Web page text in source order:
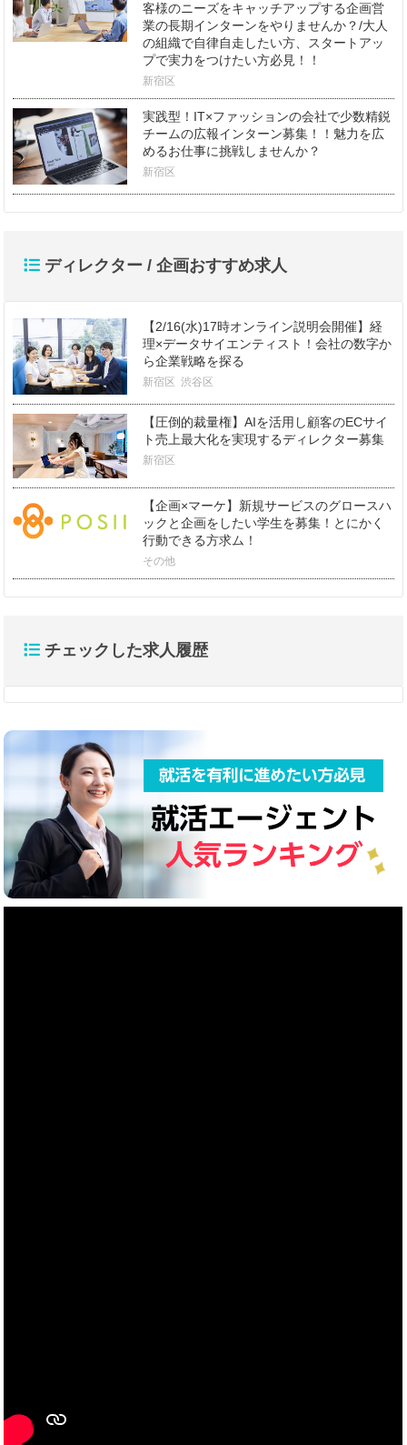
客様のニーズをキャッチアップする企画営
業の長期インターンをやりませんか？/大人
の組織で自律自走したい方、スタートアッ
プで実力をつけたい方必見！！
新宿区
実践型！IT×ファッションの会社で少数精鋭
チームの広報インターン募集！！魅力を広
めるお仕事に挑戦しませんか？
新宿区
ディレクター / 企画おすすめ求人
【2/16(水)17時オンライン説明会開催】経
理×データサイエンティスト！会社の数字か
ら企業戦略を探る
新宿区 渋谷区
【圧倒的裁量権】AIを活用し顧客のECサイ
ト売上最大化を実現するディレクター募集
新宿区
【企画×マーケ】新規サービスのグロースハ
ックと企画をしたい学生を募集！とにかく
行動できる方求ム！
その他
チェックした求人履歴